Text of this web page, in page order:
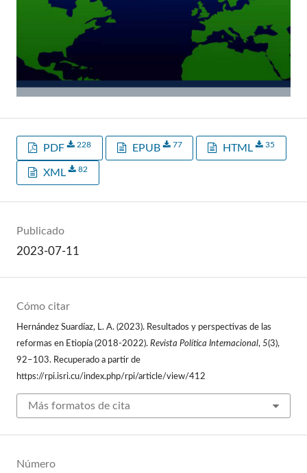
PDF 228 EPUB 77 HTML 35
XML 82
Publicado
2023-07-11
Cómo citar
Hernández Suardíaz, L. A. (2023). Resultados y perspectivas de las
reformas en Etiopía (2018-2022).Revista Política Internacional, 5(3),
92–103. Recuperado a partir de
https://rpi.isri.cu/index.php/rpi/article/view/412
Más formatos de cita
Número